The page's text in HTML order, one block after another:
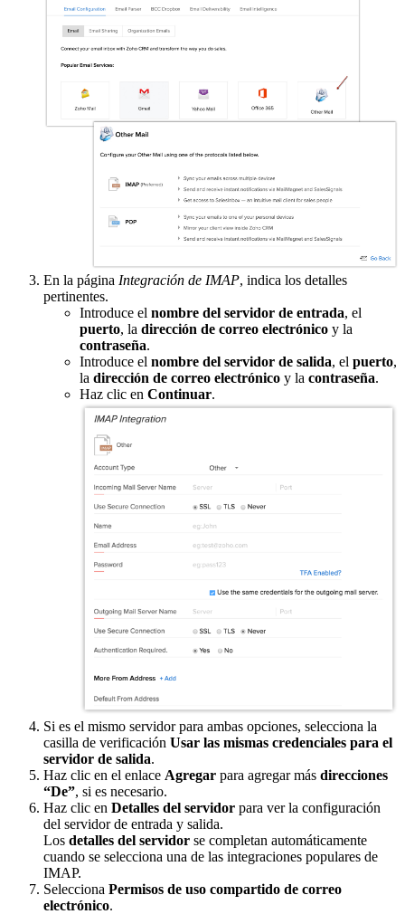
En la página Integración de IMAP, indica los detalles
pertinentes.
Introduce el nombre del servidor de entrada, el
puerto, la dirección de correo electrónico y la
contraseña.
Introduce el nombre del servidor de salida, el puerto,
la dirección de correo electrónico y la contraseña.
Haz clic en Continuar.
Si es el mismo servidor para ambas opciones, selecciona la
casilla de verificación Usar las mismas credenciales para el
servidor de salida.
Haz clic en el enlace Agregar para agregar más direcciones
“De”, si es necesario.
Haz clic en Detalles del servidor para ver la configuración
del servidor de entrada y salida.
Los detalles del servidor se completan automáticamente
cuando se selecciona una de las integraciones populares de
IMAP.
Selecciona Permisos de uso compartido de correo
electrónico.